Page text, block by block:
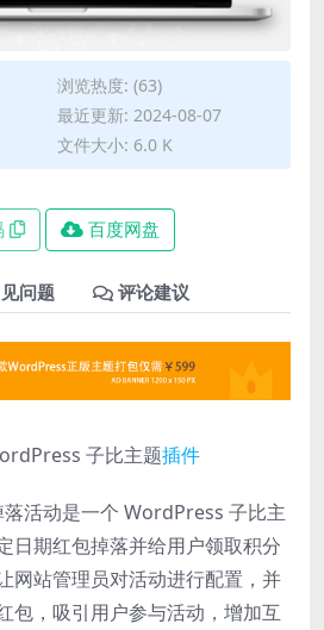
浏览热度: (63)
最近更新: 2024-08-07
文件大小: 6.0 K
百度网盘
问题 评论建议
子比主题插件
活动是一个 WordPress 子比主
日期红包掉落并给用户领取积分
网站管理员对活动进行配置，并
包，吸引用户参与活动，增加互